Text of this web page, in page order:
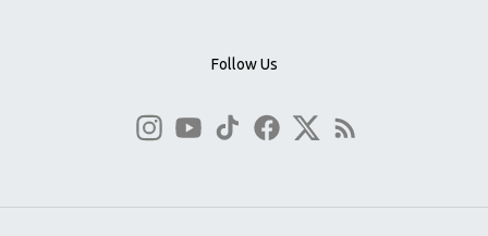
Follow Us